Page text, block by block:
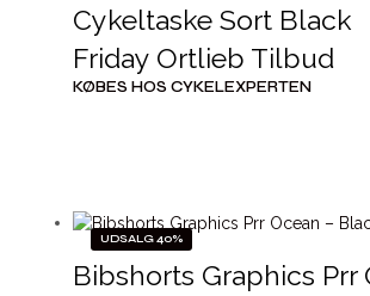
Cykeltaske Sort Black
Friday Ortlieb Tilbud
KØBES HOS CYKELEXPERTEN
UDSALG 40%
Bibshorts Graphics Prr